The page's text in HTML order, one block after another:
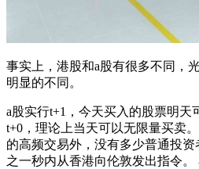
事实上，港股和a股有很多不同，
明显的不同。
a股实行t+1，今天买入的股票明天
t+0，理论上当天可以无限量买卖
的高频交易外，没有多少普通投
之一秒内从香港向伦敦发出指令